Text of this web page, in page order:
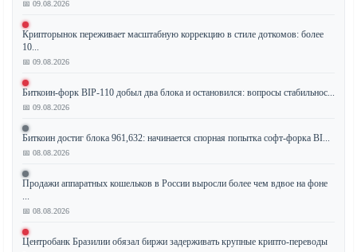
заняла
лидирующую
позицию
в
создании
регулирования
криптовалют,
установив
глобальный
стандарт
надзора
📅 09.08.2026
Крипторынок переживает масштабную коррекцию в стиле доткомов: более
10...
📅 09.08.2026
Биткоин-форк BIP-110 добыл два блока и остановился: вопросы стабильнос...
📅 09.08.2026
Биткоин достиг блока 961,632: начинается спорная попытка софт-форка BI...
📅 08.08.2026
Продажи аппаратных кошельков в России выросли более чем вдвое на фоне
...
📅 08.08.2026
Центробанк Бразилии обязал биржи задерживать крупные крипто-переводы